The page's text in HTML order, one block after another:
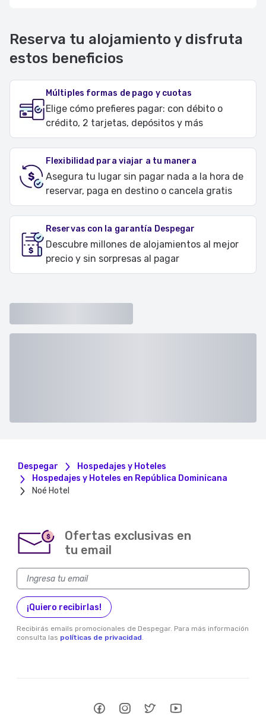
Reserva tu alojamiento y disfruta
estos beneficios
Múltiples formas de pago y cuotas
Elige cómo prefieres pagar: con débito o
crédito, 2 tarjetas, depósitos y más
Flexibilidad para viajar a tu manera
Asegura tu lugar sin pagar nada a la hora de
reservar, paga en destino o cancela gratis
Reservas con la garantía Despegar
Descubre millones de alojamientos al mejor
precio y sin sorpresas al pagar
Despegar
Hospedajes y Hoteles
Hospedajes y Hoteles en República Dominicana
Noé Hotel
$
Ofertas exclusivas en
tu email
¡Quiero recibirlas!
Recibirás emails promocionales de Despegar. Para más información
consulta las políticas de privacidad.